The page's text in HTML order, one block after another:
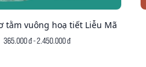
tằm vuông hoạ tiết Liễu Mã
365.000 đ - 2.450.000 đ